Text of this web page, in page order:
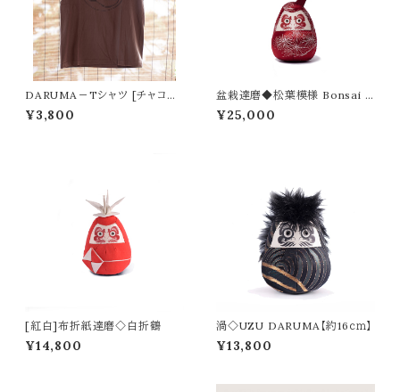
DARUMA－Tシャツ [チャコー
ル]
¥3,800
盆栽達磨◆松葉模様 Bonsai D
aruma
¥25,000
[紅白]布折紙達磨◇白折鶴
¥14,800
渦◇UZU DARUMA【約16ｃｍ】
¥13,800